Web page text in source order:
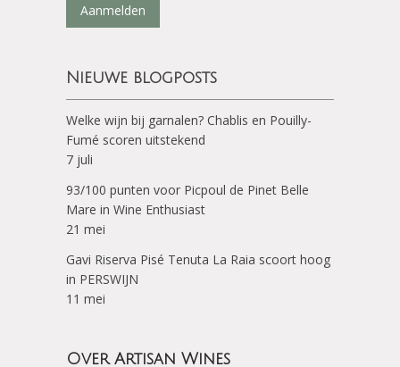
Aanmelden
Nieuwe blogposts
Welke wijn bij garnalen? Chablis en Pouilly-
Fumé scoren uitstekend
7 juli
93/100 punten voor Picpoul de Pinet Belle
Mare in Wine Enthusiast
21 mei
Gavi Riserva Pisé Tenuta La Raia scoort hoog
in PERSWIJN
11 mei
Over Artisan Wines